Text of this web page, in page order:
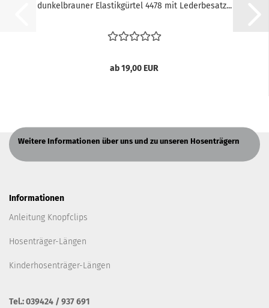
dunkelbrauner Elastikgürtel 4478 mit Lederbesatz...
ab 19,00 EUR
Weitere Informationen über uns und zu unseren Hosenträgern
Informationen
Anleitung Knopfclips
Hosenträger-Längen
Kinderhosenträger-Längen
Tel.: 039424 / 937 691